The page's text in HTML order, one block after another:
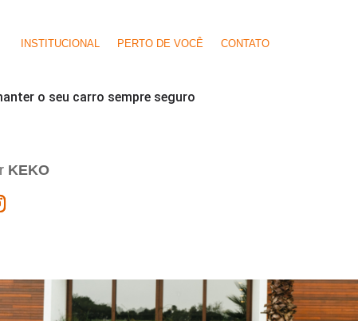
INSTITUCIONAL PERTO DE VOCÊ CONTATO
o seu carro sempre seguro
KEKO